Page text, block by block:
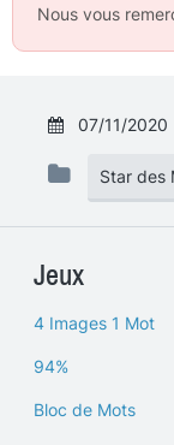
Nous vous
07/11/2020
Star des
Jeux
4 Images 1 Mot
94%
Bloc de Mots